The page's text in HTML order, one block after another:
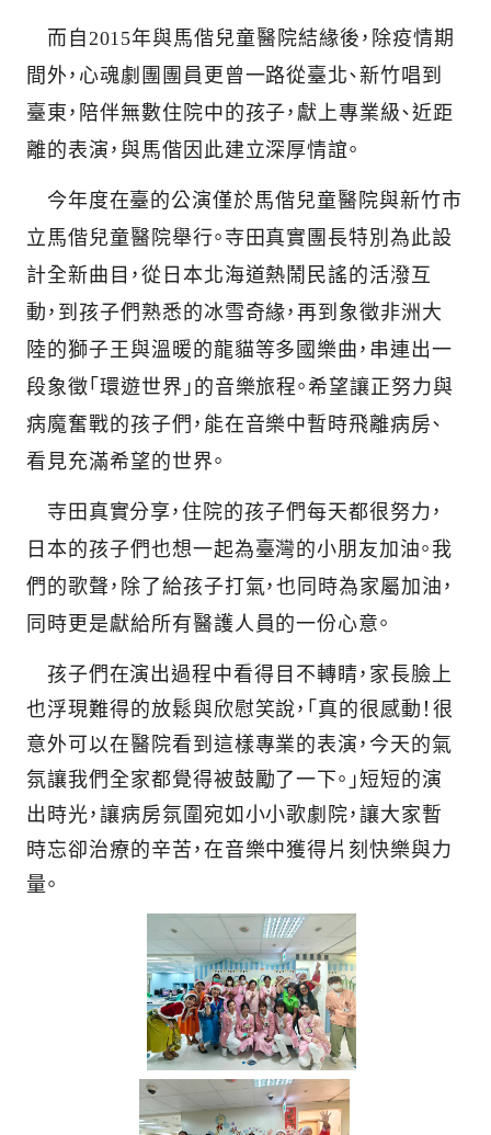
而自 2015年與馬偕兒童醫院結緣後，除疫情期
間外，心魂劇團團員更曾一路從臺北、新竹唱到
臺東，陪伴無數住院中的孩子，獻上專業級、近距
離的表演，與馬偕因此建立深厚情誼。
今年度在臺的公演僅於馬偕兒童醫院與新竹市
立馬偕兒童醫院舉行。寺田真實團長特別為此設
計全新曲目，從日本北海道熱鬧民謠的活潑互
動，到孩子們熟悉的冰雪奇緣，再到象徵非洲大
陸的獅子王與溫暖的龍貓等多國樂曲，串連出一
段象徵「環遊世界」的音樂旅程。希望讓正努力與
病魔奮戰的孩子們，能在音樂中暫時飛離病房、
看見充滿希望的世界。
寺田真實分享，住院的孩子們每天都很努力，
日本的孩子們也想一起為臺灣的小朋友加油。我
們的歌聲，除了給孩子打氣，也同時為家屬加油，
同時更是獻給所有醫護人員的一份心意。
孩子們在演出過程中看得目不轉睛，家長臉上
也浮現難得的放鬆與欣慰笑說，「真的很感動！很
意外可以在醫院看到這樣專業的表演，今天的氣
氛讓我們全家都覺得被鼓勵了一下。」短短的演
出時光，讓病房氛圍宛如小小歌劇院，讓大家暫
時忘卻治療的辛苦，在音樂中獲得片刻快樂與力
量。